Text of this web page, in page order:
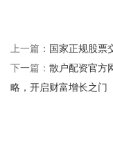
上一篇： 国家正规股票
下一篇： 散户配资官方
略，开启财富增长之门